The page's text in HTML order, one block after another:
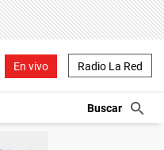
En vivo Radio La Red